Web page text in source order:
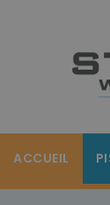
ACCUEIL